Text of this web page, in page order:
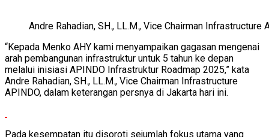
Andre Rahadian, SH., LL.M., Vice Chairman Infrastructure
“Kepada Menko AHY kami menyampaikan gagasan mengenai
arah pembangunan infrastruktur untuk 5 tahun ke depan
melalui inisiasi APINDO Infrastruktur Roadmap 2025,” kata
Andre Rahadian, SH., LL.M., Vice Chairman Infrastructure
APINDO, dalam keterangan persnya di Jakarta hari ini.
Pada kesempatan itu disoroti sejumlah fokus utama yang